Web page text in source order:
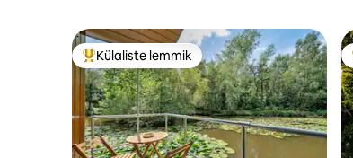
Külaliste suur lemmik
Külaliste lemmik